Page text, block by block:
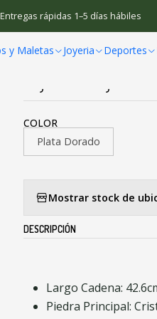
y Maletas Joyeria Deportes
rápidas 1–5 días hábiles
Musical - Color Plata Y
Dijes Parejas
COLOR
Plata Dorado
Mostrar stock de
DESCRIPCIÓN
Largo Cadena:
Piedra Principal: